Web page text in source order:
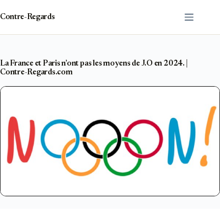
contenu
Contre-Regards
La France et Paris n’ont pas les moyens de J.O en 2024. |
Contre-Regards.com